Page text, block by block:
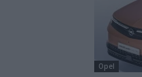
Opel